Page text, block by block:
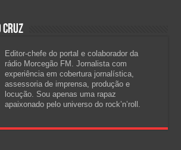
Cruz
Editor-chefe do portal e colaborador da
rádio Morcegão FM. Jornalista com
experiência em cobertura jornalística,
assessoria de imprensa, produção e
locução. Sou apenas uma rapaz
apaixonado pelo universo do rock’n’roll.